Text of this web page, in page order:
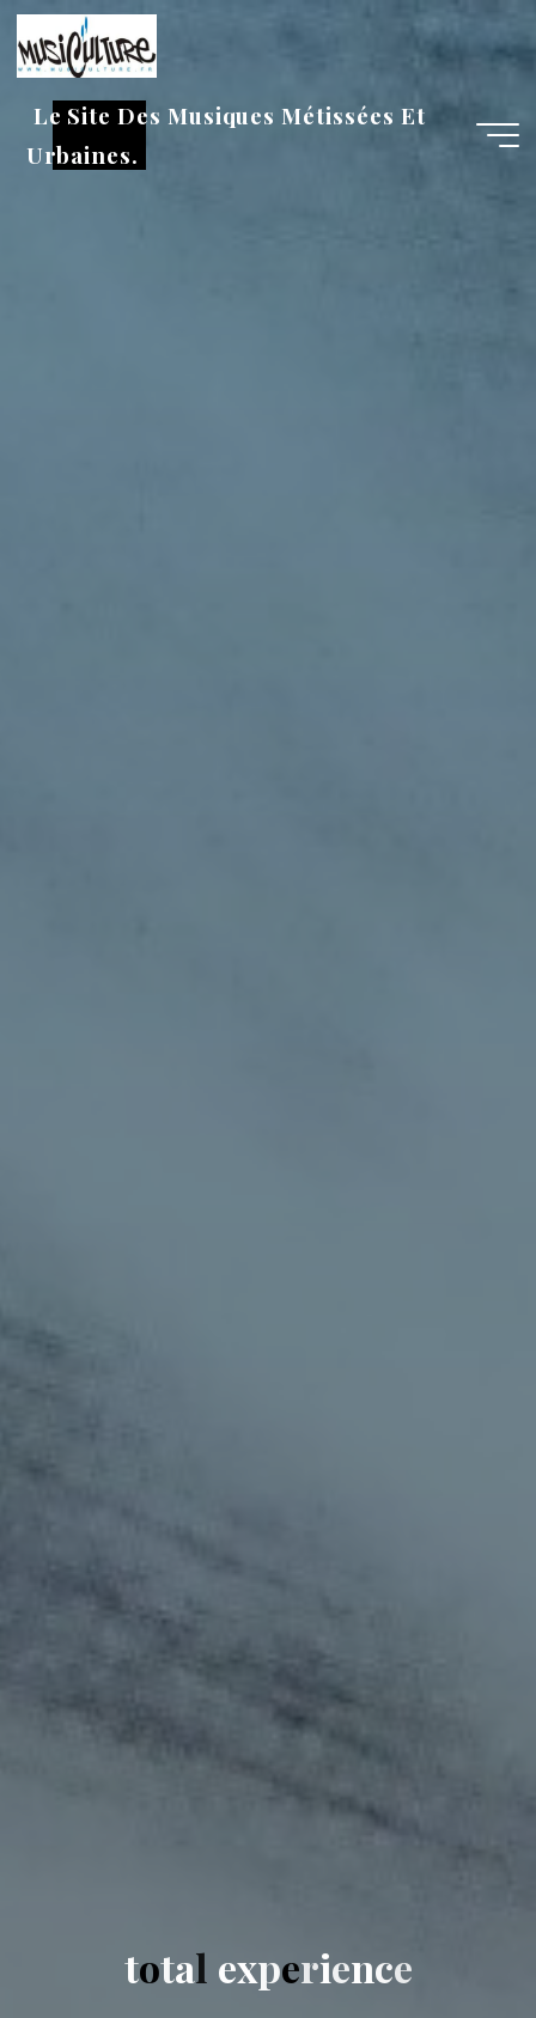
Aller
au
contenu
Le Site Des Musiques Métissées Et
Urbaines.
total experience